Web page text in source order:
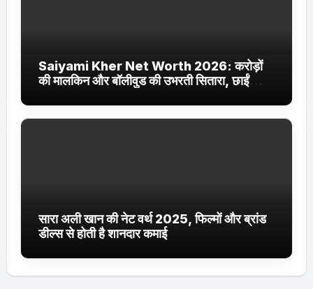
Saiyami Kher Net Worth 2026: करोड़ों
की मालकिन और बॉलीवुड की उभरती सितारा, छाईं
सारा अली खान की नेट वर्थ 2025, फिल्मों और ब्रांड
डील्स से होती है शानदार कमाई